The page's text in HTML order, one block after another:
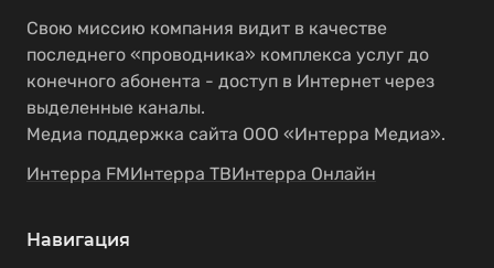
Свою миссию компания видит в качестве
последнего «проводника» комплекса услуг до
конечного абонента - доступ в Интернет через
выделенные каналы.
Медиа поддержка сайта ООО «Интерра Медиа».
Интерра FMИнтерра ТВИнтерра Онлайн
Навигация